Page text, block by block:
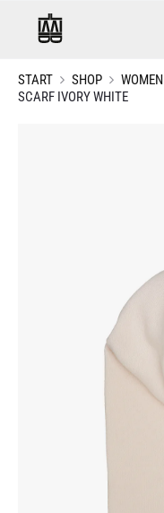
START SHOP WOMEN
SCARF IVORY WHITE